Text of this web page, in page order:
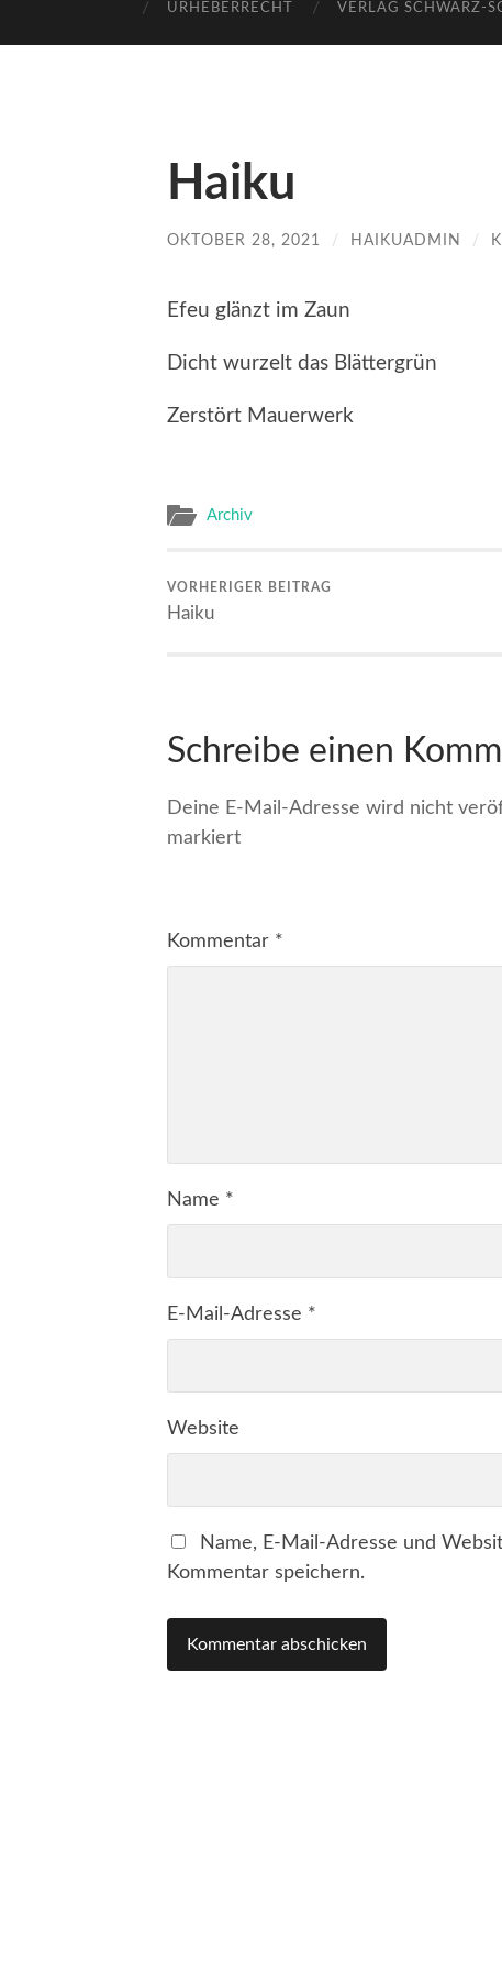
URHEBERRECHT VERLAG SCHWARZ-
Haiku
OKTOBER 28, 2021 / HAIKUADMIN /
Efeu glänzt im Zaun
Dicht wurzelt das Blättergrün
Zerstört Mauerwerk
Archiv
VORHERIGER BEITRAG
Haiku
Schreibe einen
Deine E-Mail-Adresse wird nicht
markiert
Kommentar *
Name *
E-Mail-Adresse *
Website
Name, E-Mail-Adresse und
Kommentar speichern.